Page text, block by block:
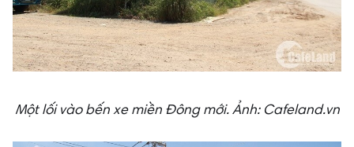
Một lối vào bến xe miền Đông mới.Ảnh: Cafeland.vn